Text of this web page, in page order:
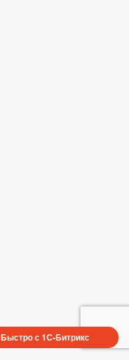
Быстро с 1С-Битрикс